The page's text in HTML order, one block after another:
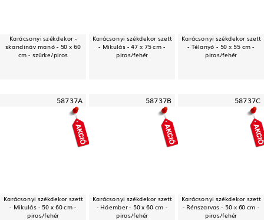
Karácsonyi székdekor -
skandináv manó - 50 x 60
cm - szürke/piros
Karácsonyi székdekor szett
- Mikulás - 47 x 75 cm -
piros/fehér
Karácsonyi székdekor szett
- Télanyó - 50 x 55 cm -
piros/fehér
58737A
Karácsonyi székdekor szett
- Mikulás - 50 x 60 cm -
piros/fehér
58737B
Karácsonyi székdekor szett
- Hóember - 50 x 60 cm -
piros/fehér
58737C
Karácsonyi székdekor szett
- Rénszarvas - 50 x 60 cm -
piros/fehér